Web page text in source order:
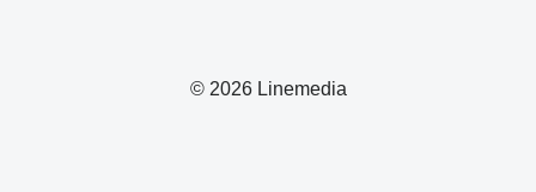
© 2026 Linemedia